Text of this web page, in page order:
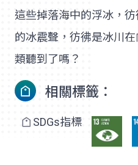
這些掉落海中的浮冰，
的冰震聲，彷彿是冰川
類聽到了嗎？
相關標籤：
SDGs指標